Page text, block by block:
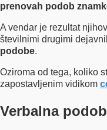
prenovah podob
A vendar je rezultat
številnimi drugimi
podobe.
Oziroma od tega, koliko
zapostavljenim vidikom
Verbalna